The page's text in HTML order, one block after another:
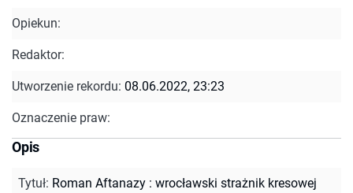
Opiekun:
Redaktor:
Utworzenie rekordu: 08.06.2022, 23:23
Oznaczenie praw:
Opis
Tytuł: Roman Aftanazy : wrocławski strażnik kresowej